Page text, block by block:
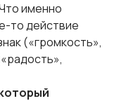
именно
то действие
(«громкость»,